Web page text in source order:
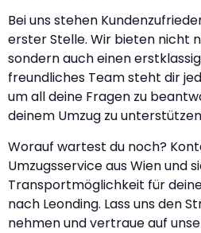
Bei uns stehen
erster Stelle. Wir bieten nicht
sondern auch einen
freundliches Team steht dir
um all deine Fragen zu
deinem Umzug zu
Worauf wartest du noch?
Umzugsservice aus Wien und
Transportmöglichkeit für
nach Leonding. Lass uns den
nehmen und vertraue auf